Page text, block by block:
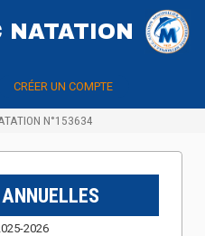
NATATION
CRÉER UN COMPTE
N°153634
2026